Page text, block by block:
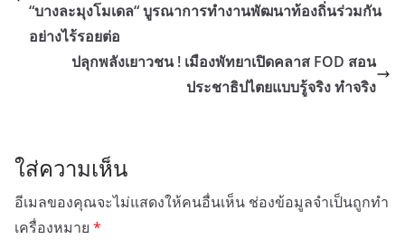
“บางละมุงโมเดล“ บูรณาการทำงานพัฒนาท้องถิ่นร่วมกัน
อย่างไร้รอยต่อ
ปลุกพลังเยาวชน​ ! เมืองพัทยาเปิดคลาส FOD สอน
ประชาธิปไตยแบบรู้จริง ทำจริง
ใส่ความเห็น
อีเมลของคุณจะไม่แสดงให้คนอื่นเห็น ช่องข้อมูลจำเป็นถูกทำ
เครื่องหมาย *